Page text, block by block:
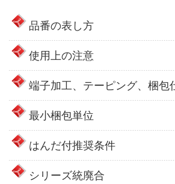
品番の表し方
使用上の注意
端子加工、テーピング、梱包
最小梱包単位
はんだ付推奨条件
シリーズ統廃合